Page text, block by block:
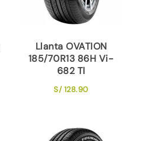
Llanta OVATION
185/70R13 86H Vi-
682 Tl
S/128.90